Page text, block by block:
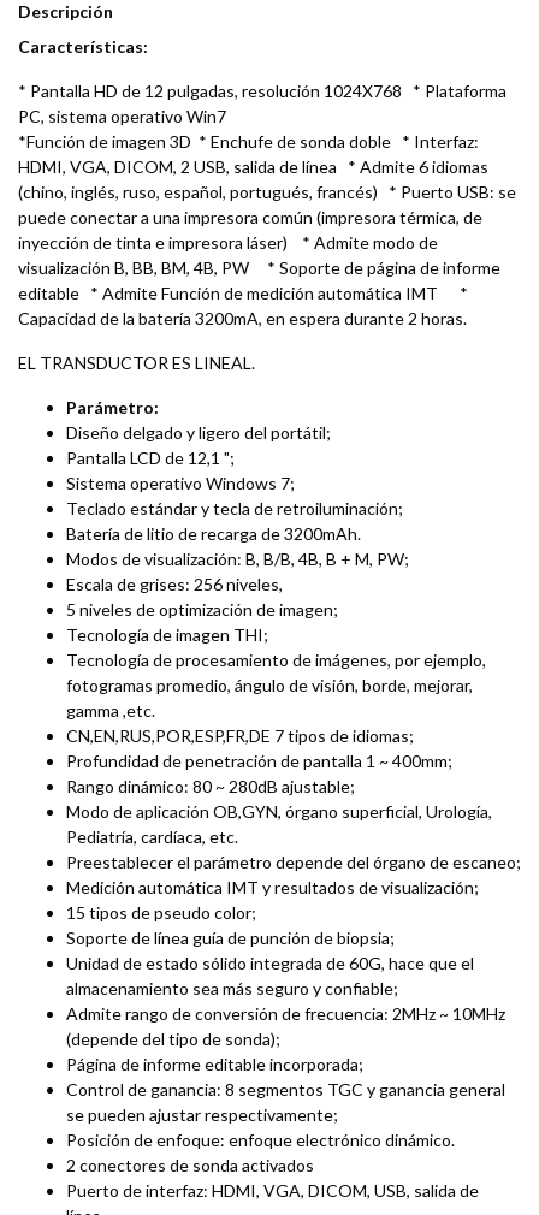
Descripción
Características:
* Pantalla HD de 12 pulgadas, resolución 1024X768 * Plataforma
PC, sistema operativo Win7
*Función de imagen 3D * Enchufe de sonda doble * Interfaz:
HDMI, VGA, DICOM, 2 USB, salida de línea * Admite 6 idiomas
(chino, inglés, ruso, español, portugués, francés) * Puerto USB: se
puede conectar a una impresora común (impresora térmica, de
inyección de tinta e impresora láser) * Admite modo de
visualización B, BB, BM, 4B, PW * Soporte de página de informe
editable * Admite Función de medición automática IMT *
Capacidad de la batería 3200mA, en espera durante 2 horas.
EL TRANSDUCTOR ES LINEAL.
Parámetro:
Diseño delgado y ligero del portátil;
Pantalla LCD de 12,1 ";
Sistema operativo Windows 7;
Teclado estándar y tecla de retroiluminación;
Batería de litio de recarga de 3200mAh.
Modos de visualización: B, B/B, 4B, B + M, PW;
Escala de grises: 256 niveles,
5 niveles de optimización de imagen;
Tecnología de imagen THI;
Tecnología de procesamiento de imágenes, por ejemplo,
fotogramas promedio, ángulo de visión, borde, mejorar,
gamma ,etc.
CN,EN,RUS,POR,ESP,FR,DE 7 tipos de idiomas;
Profundidad de penetración de pantalla 1 ~ 400mm;
Rango dinámico: 80 ~ 280dB ajustable;
Modo de aplicación OB,GYN, órgano superficial, Urología,
Pediatría, cardíaca, etc.
Preestablecer el parámetro depende del órgano de escaneo;
Medición automática IMT y resultados de visualización;
15 tipos de pseudo color;
Soporte de línea guía de punción de biopsia;
Unidad de estado sólido integrada de 60G, hace que el
almacenamiento sea más seguro y confiable;
Admite rango de conversión de frecuencia: 2MHz ~ 10MHz
(depende del tipo de sonda);
Página de informe editable incorporada;
Control de ganancia: 8 segmentos TGC y ganancia general
se pueden ajustar respectivamente;
Posición de enfoque: enfoque electrónico dinámico.
2 conectores de sonda activados
Puerto de interfaz: HDMI, VGA, DICOM, USB, salida de